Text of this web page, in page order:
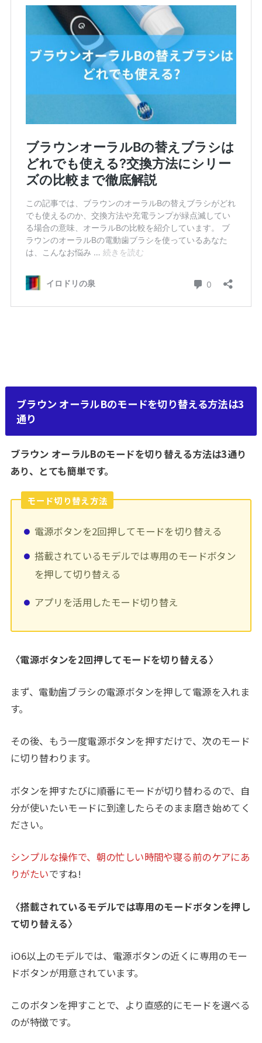
ブラウン オーラルBのモードを切り替える方法は3
通り
ブラウン オーラルBのモードを切り替える方法は3通り
あり、とても簡単です。
モード切り替え方法
電源ボタンを2回押してモードを切り替える
搭載されているモデルでは専用のモードボタン
を押して切り替える
アプリを活用したモード切り替え
〈電源ボタンを2回押してモードを切り替える〉
まず、電動歯ブラシの電源ボタンを押して電源を入れま
す。
その後、もう一度電源ボタンを押すだけで、次のモード
に切り替わります。
ボタンを押すたびに順番にモードが切り替わるので、自
分が使いたいモードに到達したらそのまま磨き始めてく
ださい。
シンプルな操作で、朝の忙しい時間や寝る前のケアにあ
りがたいですね!
〈搭載されているモデルでは専用のモードボタンを押し
て切り替える〉
iO6以上のモデルでは、電源ボタンの近くに専用のモー
ドボタンが用意されています。
このボタンを押すことで、より直感的にモードを選べる
のが特徴です。